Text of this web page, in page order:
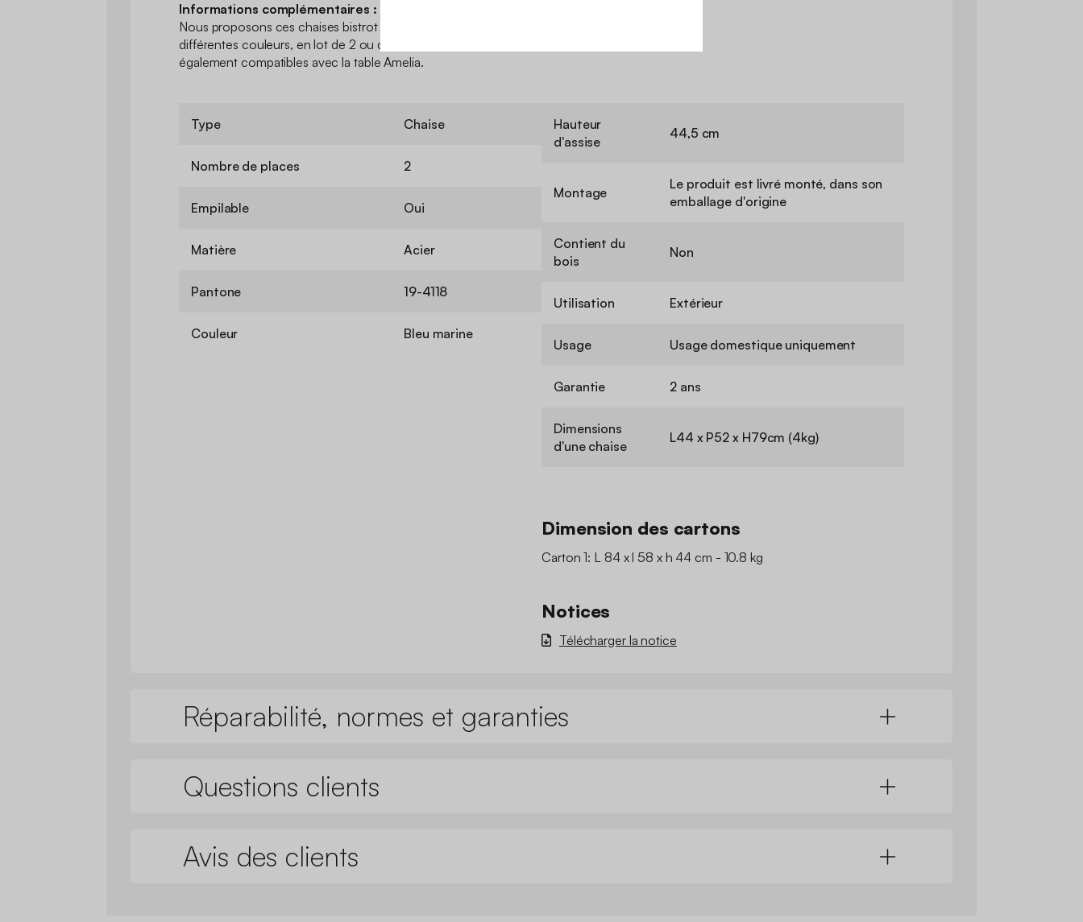
Informations complémentaires :
Nous proposons ces chaises bistrot de jardin Amelia dans
différentes couleurs, en lot de 2 ou de 4. Ces chaises sont
également compatibles avec la table Amelia.
Type Chaise
Nombre de places 2
Empilable Oui
Matière Acier
Pantone 19-4118
Couleur Bleu marine
Hauteur
d'assise
44,5 cm
Montage
Le produit est livré monté, dans son
emballage d'origine
Contient du
bois
Non
Utilisation Extérieur
Usage Usage domestique uniquement
Garantie 2 ans
Dimensions
d'une chaise
L44 x P52 x H79cm (4kg)
Dimension des cartons
Carton 1: L 84 x l 58 x h 44 cm - 10.8 kg
Notices
Télécharger la notice
Réparabilité, normes et garanties
Questions clients
Avis des clients